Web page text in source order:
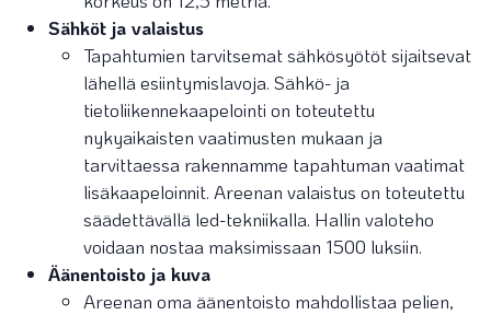
Sähköt ja valaistus
Tapahtumien tarvitsemat sähkösyötöt sijaitsevat
lähellä esiintymislavoja. Sähkö- ja
tietoliikennekaapelointi on toteutettu
nykyaikaisten vaatimusten mukaan ja
tarvittaessa rakennamme tapahtuman vaatimat
lisäkaapeloinnit. Areenan valaistus on toteutettu
säädettävällä led-tekniikalla. Hallin valoteho
voidaan nostaa maksimissaan 1500 luksiin.
Äänentoisto ja kuva
Areenan oma äänentoisto mahdollistaa pelien,